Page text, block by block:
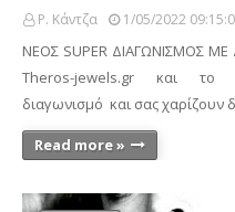
Ρ. Κάντζα 1/05/2022
ΝΕΟΣ SUPER ΔΙΑΓΩΝΙΣΜΟΣ ΜΕ
Theros-jewels.gr και το
διαγωνισμό και σας χαρίζουν
Read more »